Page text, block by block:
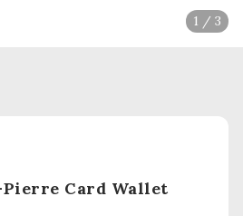
1 / 3
Pierre Card Wallet